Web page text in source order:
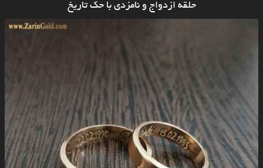
حلقه ازدواج و نامزدی با حک تاریخ